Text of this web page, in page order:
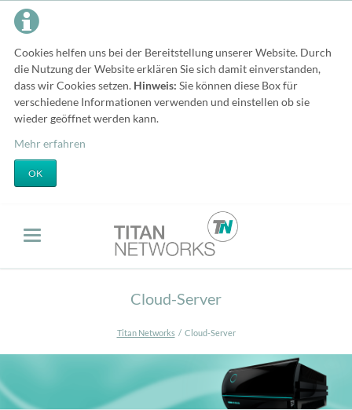
Cookies helfen uns bei der Bereitstellung unserer Website. Durch
die Nutzung der Website erklären Sie sich damit einverstanden,
dass wir Cookies setzen. Hinweis: Sie können diese Box für
verschiedene Informationen verwenden und einstellen ob sie
wieder geöffnet werden kann.
Mehr erfahren
OK
Cloud-Server
Titan Networks Cloud-Server